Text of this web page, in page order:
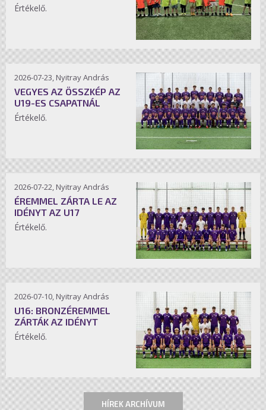
Értékelő.
2026-07-23, Nyitray András
VEGYES AZ ÖSSZKÉP AZ
U19-ES CSAPATNÁL
Értékelő.
2026-07-22, Nyitray András
ÉREMMEL ZÁRTA LE AZ
IDÉNYT AZ U17
Értékelő.
2026-07-10, Nyitray András
U16: BRONZÉREMMEL
ZÁRTÁK AZ IDÉNYT
Értékelő.
HÍREK ARCHÍVUM